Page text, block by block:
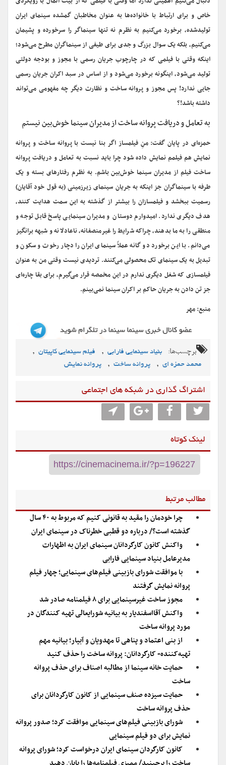
خاص و برای ارتباط با خانواده‌ها به عنوان مخاطبان گمشده سینمای ایران
تولیدشده، برخورد می‌کنیم به نظرم نه تنها سینماگر را سرخورده و پشیمان
می‌کنیم، بلکه یک سوال بزرگ و جدی برای طیفی از سینماگران مطرح می‌شود؛
اینکه وقتی با فیلمی که در چارچوب جریان رسمی با مجوز و بودجه دولتی
تولید می‌شود، اینگونه برخورد می‌شود و از اساس در سبد اکران جریان رسمی
جایی ندارد! پس مجوز و پروانه ساخت و نظارت دیگر چه مفهومی می‌تواند
داشته باشد!؟
به تعامل و دریافت پروانه ساخت از مدیران سینما خوش‌بین نیستم
حمزه‌ای در پایان گفت: منِ فیلمساز اگر بنا نیست با پروانه ساخت و پروانه
نمایش هم فیلمم نمایش داده شود چرا باید نسبت به تعامل و دریافت پروانه
ساخت فیلم از مدیران سینما خوش‌بین باشم. به نظرم رفتارهای بسته و یک
طرفه با سینماگران جز اینکه به جریان سینمای زیرزمینی (به قول خود آقایان)
رسمیت ببخشد و فیلمسازان را بیشتر از گذشته به این سمت هدایت کنند،
هدف دیگری ندارد. امیدوارم دوستان و مدیران سینمایی پاسخ قابل توجه و
منطقی را به ما بدهند، چراکه شرایط را غیرمنصفانه، ناعادلانه و شبهه برانگیز
می‌دانم. با این برخورد دو گانه عملاً سینمای ایران را دچار رخوت و سکون و
تبدیل به یک سینمای تک محصولی می‌کنند. تردیدی نیست وقتی من به عنوان
فیلمسازی که شغل دیگری ندارم در این مخمصه قرار می‌گیرم، برای بقا چاره‌ای
جز تن دادن به جریان حاکم بر اکران سینما نمی‌بینم.
منبع: مهر
برچسب‌ها: بنیاد سینمایی فارابی , فیلم سینمایی کاپیتان ,
محمد حمزه اى , پروانه ساخت , پروانه نمایش
اشتراگ گذاری در شبکه های اجتماعی
لینک کوتاه
مطالب مرتبط
چرا خودمان را مقید به قانونی کنیم که مربوط به ۴۰ سال
گذشته است؟/ درباره دو قطبی خطرناک در سینمای ایران
واکنش کانون کارگردانان سینمای ایران به اظهارات
مدیرعامل بنیاد سینمایی فارابی
با موافقت شورای بازبینی فیلم‌های سینمایی؛ چهار فیلم
پروانه نمایش گرفتند
مجوز ساخت غیرسینمایی برای ۸ فیلمنامه صادر شد
واکنش آقااسفندیار به بیانیه شورایعالی تهیه کنندگان در
مورد پروانه ساخت
از بنی اعتماد و پناهی تا مهدویان و آبیار؛ بیانیه مهم
تهیه‌کننده- کارگردانان: پروانه ساخت را حذف کنید
حمایت خانه سینما از مطالبه اصناف برای حذف پروانه
ساخت
حمایت سیزده صنف سینمایی از کانون کارگردانان برای
حذف پروانه ساخت
شورای بازبینی فیلم‌های سینمایی موافقت کرد؛ صدور پروانه
نمایش برای دو فیلم سینمایی
کانون کارگردان سینمای ایران درخواست کرد؛ شورای پروانه